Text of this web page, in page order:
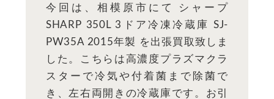
今回は、相模原市にて シャープ
SHARP 350L 3ドア冷凍冷蔵庫 SJ-
PW35A 2015年製 を出張買取致しま
した。こちらは高濃度プラズマクラ
スターで冷気や付着菌まで除菌で
き、左右両開きの冷蔵庫です。お引